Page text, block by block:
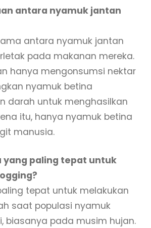
antara nyamuk jantan
antara nyamuk jantan
pada makanan mereka.
hanya mengonsumsi nektar
nyamuk betina
darah untuk menghasilkan
itu, hanya nyamuk betina
manusia.
yang paling tepat untuk
tepat untuk melakukan
saat populasi nyamuk
biasanya pada musim hujan.